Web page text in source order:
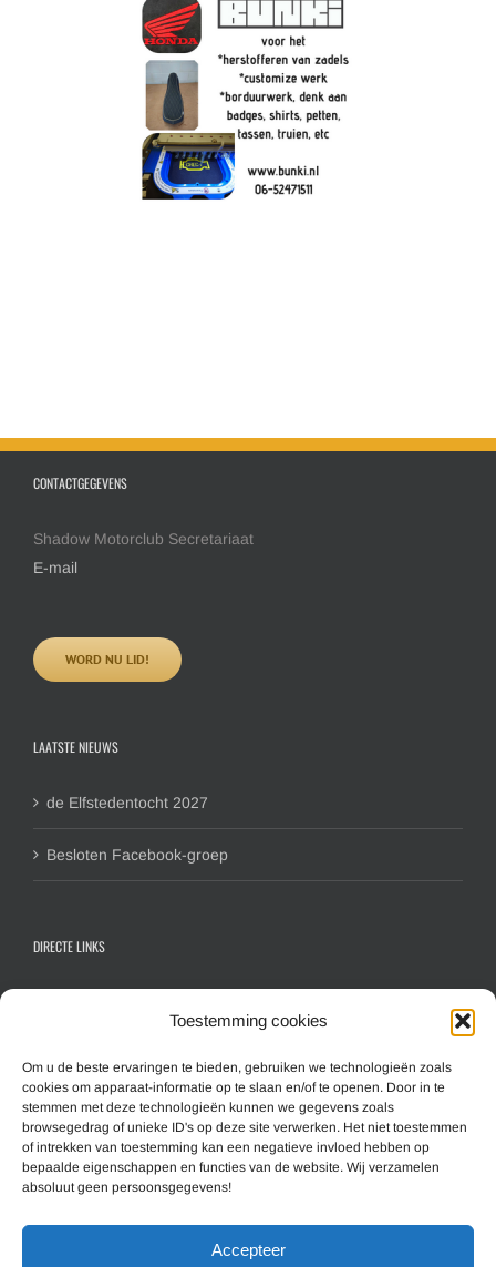
Toestemming cookies
Om u de beste ervaringen te bieden, gebruiken we technologieën zoals
cookies om apparaat-informatie op te slaan en/of te openen. Door in te
stemmen met deze technologieën kunnen we gegevens zoals
browsegedrag of unieke ID's op deze site verwerken. Het niet toestemmen
of intrekken van toestemming kan een negatieve invloed hebben op
bepaalde eigenschappen en functies van de website. Wij verzamelen
absoluut geen persoonsgegevens!
Accepteer
CONTACTGEGEVENS
Shadow Motorclub Secretariaat
E-mail
WORD NU LID!
LAATSTE NIEUWS
de Elfstedentocht 2027
Besloten Facebook-groep
DIRECTE LINKS
Inschrijfformulier hoofdlid
Inschrijfformulier gezinslid
Aanmelden nieuwsbrief
MEER INFORMATIE
Overzicht website (Sitemap)